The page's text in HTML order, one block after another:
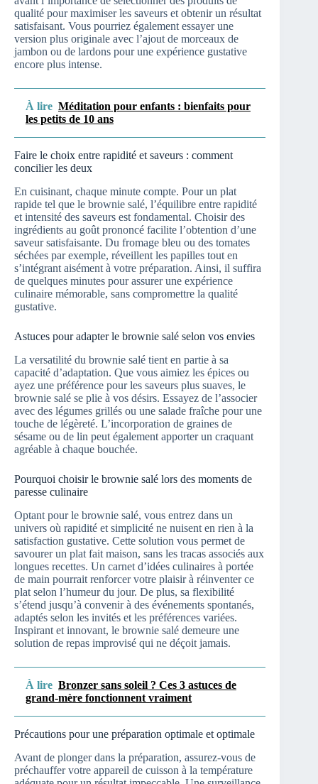
qualité pour maximiser les saveurs et obtenir un résultat
satisfaisant. Vous pourriez également essayer une
version plus originale avec l’ajout de morceaux de
jambon ou de lardons pour une expérience gustative
encore plus intense.
À lire Méditation pour enfants : bienfaits pour
les petits de 10 ans
Faire le choix entre rapidité et saveurs : comment
concilier les deux
En cuisinant, chaque minute compte. Pour un plat
rapide tel que le brownie salé, l’équilibre entre rapidité
et intensité des saveurs est fondamental. Choisir des
ingrédients au goût prononcé facilite l’obtention d’une
saveur satisfaisante. Du fromage bleu ou des tomates
séchées par exemple, réveillent les papilles tout en
s’intégrant aisément à votre préparation. Ainsi, il suffira
de quelques minutes pour assurer une expérience
culinaire mémorable, sans compromettre la qualité
gustative.
Astuces pour adapter le brownie salé selon vos envies
La versatilité du brownie salé tient en partie à sa
capacité d’adaptation. Que vous aimiez les épices ou
ayez une préférence pour les saveurs plus suaves, le
brownie salé se plie à vos désirs. Essayez de l’associer
avec des légumes grillés ou une salade fraîche pour une
touche de légèreté. L’incorporation de graines de
sésame ou de lin peut également apporter un craquant
agréable à chaque bouchée.
Pourquoi choisir le brownie salé lors des moments de
paresse culinaire
Optant pour le brownie salé, vous entrez dans un
univers où rapidité et simplicité ne nuisent en rien à la
satisfaction gustative. Cette solution vous permet de
savourer un plat fait maison, sans les tracas associés aux
longues recettes. Un carnet d’idées culinaires à portée
de main pourrait renforcer votre plaisir à réinventer ce
plat selon l’humeur du jour. De plus, sa flexibilité
s’étend jusqu’à convenir à des événements spontanés,
adaptés selon les invités et les préférences variées.
Inspirant et innovant, le brownie salé demeure une
solution de repas improvisé qui ne déçoit jamais.
À lire Bronzer sans soleil ? Ces 3 astuces de
grand-mère fonctionnent vraiment
Précautions pour une préparation optimale et optimale
Avant de plonger dans la préparation, assurez-vous de
préchauffer votre appareil de cuisson à la température